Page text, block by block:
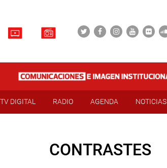
TV DIGITAL RADIO AGENDA NOTICIAS
CONTRASTES